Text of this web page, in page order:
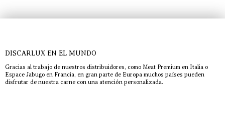
DISCARLUX EN EL MUNDO
Gracias al trabajo de nuestros distribuidores, como Meat Premium en Italia o
Espace Jabugo en Francia, en gran parte de Europa muchos países pueden
disfrutar de nuestra carne con una atención personalizada.